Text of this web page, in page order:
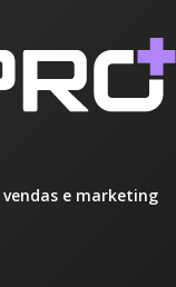
e marketing